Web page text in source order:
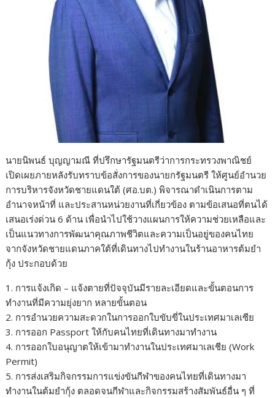
นายนิพนธ์ บุญญามณี ที่ปรึกษารัฐมนตรีว่าการกระทรวงพาณิชย์
เปิดเผยภายหลังรับทราบข้อสั่งการของนายกรัฐมนตรี ให้ศูนย์อำนวย
การบริหารจังหวัดชายแดนใต้ (ศอ.บต.) พิจารณาดำเนินการตาม
อำนาจหน้าที่ และประสานหน่วยงานที่เกี่ยวข้อง ตามข้อเสนอที่ตนได้
เสนอเร่งด่วน 6 ด้าน เพื่อนำไปใช้วางแผนการให้ความช่วยเหลือและ
เป็นแนวทางการพัฒนาคุณภาพชีวิตและความเป็นอยู่ของคนไทย
จากจังหวัดชายแดนภาคใต้ที่เดินทางไปทำงานในร้านอาหารต้มยำ
กุ้ง ประกอบด้วย
1. การแจ้งเกิด – แจ้งตายที่ปัจจุบันมีรายละเอียดและขั้นตอนการ
ทำงานที่มีความยุ่งยาก หลายขั้นตอน
2. การอำนวยความสะดวกในการออกใบขับขี่ในประเทศมาเลเซีย
3. การออก Passport ให้กับคนไทยที่เดินทางมาทำงาน
4. การออกใบอนุญาตให้เข้ามาทำงานในประเทศมาเลเชีย (Work
Permit)
5. การส่งเสริมกิจกรรมการแข่งขันกีฬาของคนไทยที่เดินทางมา
ทำงานในต้มยำกุ้ง ตลอดจนกีฬาและกิจกรรมสร้างสัมพันธ์อื่น ๆ ที่